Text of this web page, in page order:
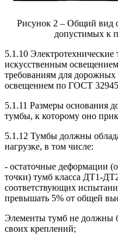
Рисунок 2 – Общий вид
допустимых к
5.1.10 Электротехнические
искусственным
требованиям для дорожных
освещением по ГОСТ
5.1.11 Размеры основания
тумбы, к которому оно
5.1.12 Тумбы должны
нагрузке, в том числе:
- остаточные деформации
точки) тумб класса ДТ1-
соответствующих
превышать 5% от общей
Элементы тумб не должны
своих креплений;